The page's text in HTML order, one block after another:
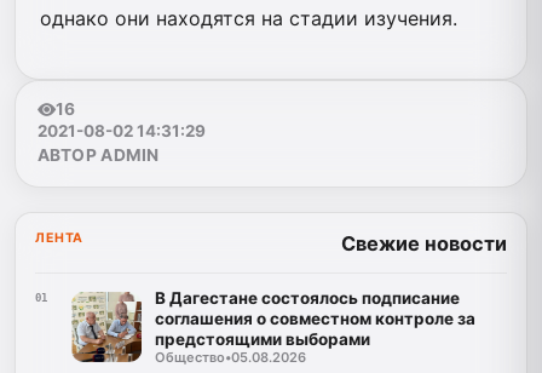
однако они находятся на стадии изучения.
16
2021-08-02 14:31:29
АВТОР ADMIN
ЛЕНТА Свежие новости
01
В Дагестане состоялось подписание
соглашения о совместном контроле за
предстоящими выборами
Общество•05.08.2026